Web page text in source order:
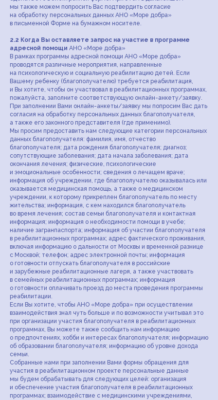
мы также можем попросить Вас подтвердить согласие
на обработку персональных данных АНО «Море добра»
в письменной Форме на бумажном носителе.
2.2 Когда Вы оставляете запрос на участие в программе
адресной помощи АНО «Море добра»
В рамках программы адресной помощи АНО «Море добра»
проводятся различные мероприятия, направленные
на психологическую и социальную реабилитацию детей. Если
Вашему ребенку (благополучателю) требуется реабилитация,
и Вы хотите, чтобы он участвовал в реабилитационных программах,
пожалуйста, заполните соответствующую онлайн-анкету/заявку.
При заполнении Вами онлайн-анкеты/заявку мы попросим Вас дать
согласия на обработку персональных данных благополучателя,
а также его законного представителя (где применимо).
Мы просим предоставить нам следующие категории персональных
данных благополучателя: фамилия, имя, отчество
благополучателя; дата рождения благополучателя; диагноз;
сопутствующие заболевания; дата начала заболевания; дата
окончания лечения; физические, психологические
и эмоциональные особенности; сведения о лечащем враче;
информация об учреждении, где благополучателю оказывалась или
оказывается медицинская помощь, а также о медицинском
учреждении, к которому прикреплен благополучатель по месту
жительства; информация, с кем находился благополучатель
во время лечения; состав семьи благополучателя и контактная
информация; информация о необходимости помощи в учебе;
наличие загранпаспорта; информация об участии благополучателя
в реабилитационных программах; адрес фактического проживания,
включая информацию о дальности от Москвы и временной разнице
с Москвой; телефон; адрес электронной почты; информация
о готовности отпускать благополучателя в российские
и зарубежные реабилитационные лагеря, а также участвовать
в семейных реабилитационных программах; информация
о готовности оплачивать проезд до места проведения программы
реабилитации.
Если Вы хотите, чтобы АНО «Море добра» при осуществлении
взаимодействия знал чуть больше и по возможности учитывал это
при организации участия благополучателя в реабилитационных
программах, Вы можете также сообщить нам информацию
о предпочтениях, хобби и интересах благополучателя; информацию
об образовании благополучателя; информацию об уровне дохода
семьи.
Собранные нами при заполнении Вами формы обращения для
участия в реабилитационном проекте персональные данные
мы будем обрабатывать для следующих целей: организация
и обеспечение участия благополучателя в реабилитационных
программах; взаимодействие с медицинскими учреждениями,